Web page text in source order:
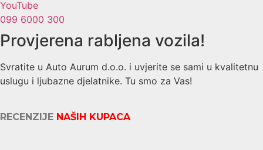
YouTube
099 6000 300
Provjerena rabljena vozila!
Svratite u Auto Aurum d.o.o. i uvjerite se sami u kvalitetnu
uslugu i ljubazne djelatnike. Tu smo za Vas!
RECENZIJE NAŠIH KUPACA